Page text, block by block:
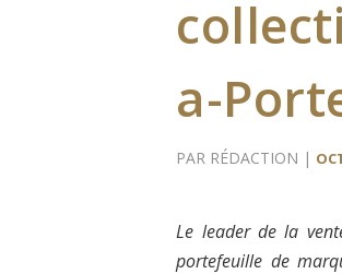
a-
PAR RÉDACTION |
Le leader de la
portefeuille de